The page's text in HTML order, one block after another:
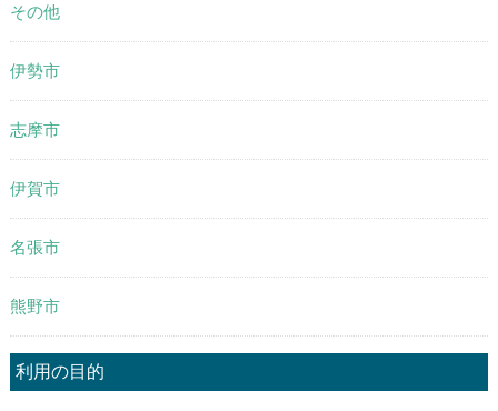
その他
伊勢市
志摩市
伊賀市
名張市
熊野市
利用の目的